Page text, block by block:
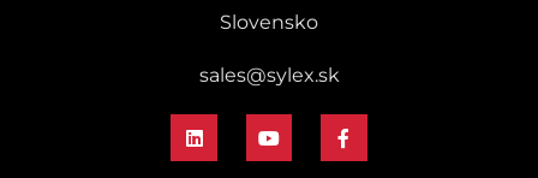
Slovensko
sales@sylex.sk